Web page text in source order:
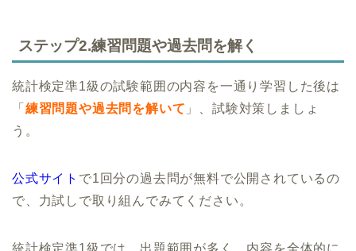
ステップ2.練習問題や過去問を解く
統計検定準1級の試験範囲の内容を一通り学習した後は
「 練習問題や過去問を解いて 」、試験対策しましょ
う。
公式サイト で1回分の過去問が無料で公開されているの
で、力試しで取り組んでみてください。